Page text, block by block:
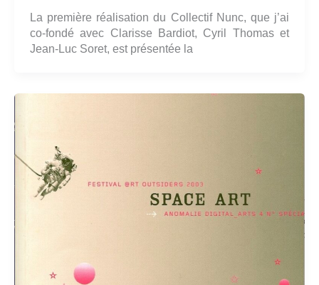
La première réalisation du Collectif Nunc, que j’ai
co-fondé avec Clarisse Bardiot, Cyril Thomas et
Jean-Luc Soret, est présentée la